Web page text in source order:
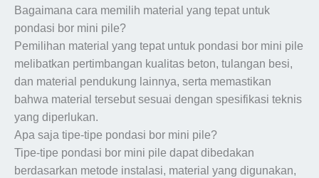
Bagaimana cara memilih material yang tepat untuk
pondasi bor mini pile?
Pemilihan material yang tepat untuk pondasi bor mini pile
melibatkan pertimbangan kualitas beton, tulangan besi,
dan material pendukung lainnya, serta memastikan
bahwa material tersebut sesuai dengan spesifikasi teknis
yang diperlukan.
Apa saja tipe-tipe pondasi bor mini pile?
Tipe-tipe pondasi bor mini pile dapat dibedakan
berdasarkan metode instalasi, material yang digunakan,